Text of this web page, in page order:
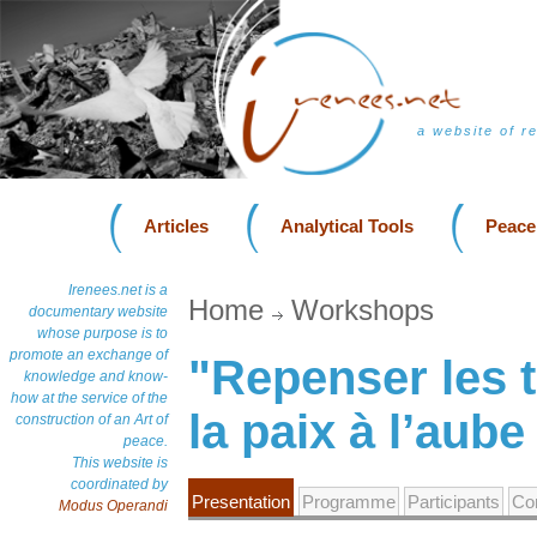
a website of
Articles Analytical Tools
Irenees.net is a
documentary website
whose purpose is to
promote an exchange of
knowledge and know-
how at the service of the
construction of an Art of
peace.
This website is
coordinated by
Modus Operandi
Home Workshops
"Repenser les
la paix à
Presentation Programme Participants